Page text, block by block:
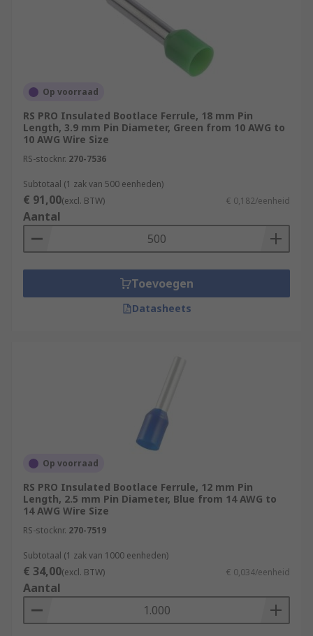
Op voorraad
RS PRO Insulated Bootlace Ferrule, 18 mm Pin
Length, 3.9 mm Pin Diameter, Green from 10 AWG to
10 AWG Wire Size
RS-stocknr. 270-7536
Subtotaal (1 zak van 500 eenheden)
€ 91,00(excl. BTW) € 0,182/eenheid
Aantal
Toevoegen
Datasheets
Op voorraad
RS PRO Insulated Bootlace Ferrule, 12 mm Pin
Length, 2.5 mm Pin Diameter, Blue from 14 AWG to
14 AWG Wire Size
RS-stocknr. 270-7519
Subtotaal (1 zak van 1000 eenheden)
€ 34,00(excl. BTW) € 0,034/eenheid
Aantal